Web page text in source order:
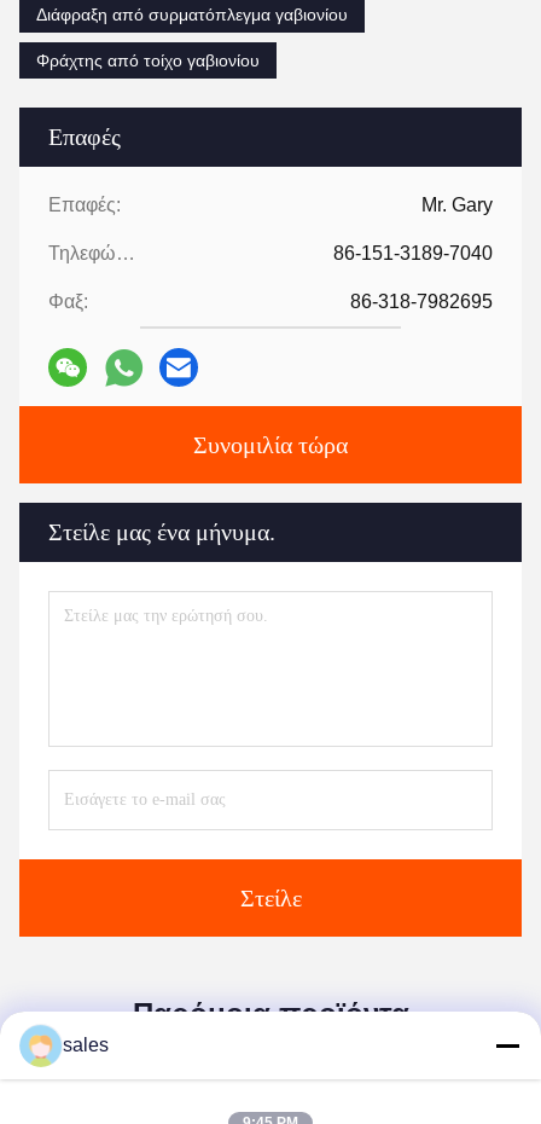
Επαφές
Επαφές: Mr. Gary
Τηλεφώνημα: 86-151-3189-7040
Φαξ: 86-318-7982695
Συνομιλία τώρα
Στείλε μας ένα μήνυμα.
Στείλε
Διάφραξη από συρματόπλεγμα γαβιονίου
Φράχτης από τοίχο γαβιονίου
Παρόμοια προϊόντα
sales